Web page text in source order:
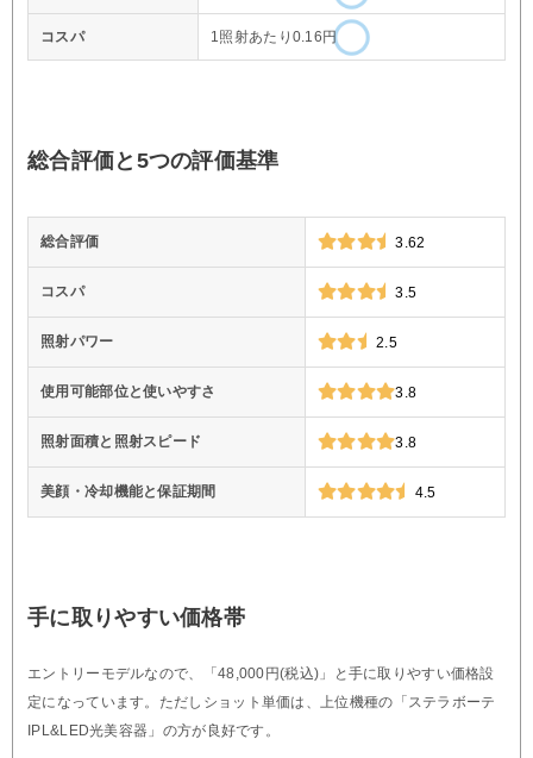
コスパ 1照射あたり0.16円
総合評価と5つの評価基準
総合評価 3.62
コスパ 3.5
照射パワー 2.5
使用可能部位と使いやすさ 3.8
照射面積と照射スピード 3.8
美顔・冷却機能と保証期間 4.5
手に取りやすい価格帯
エントリーモデルなので、「48,000円(税込)」と手に取りやすい価格設
定になっています。ただしショット単価は、上位機種の「ステラボーテ
IPL&LED光美容器」の方が良好です。